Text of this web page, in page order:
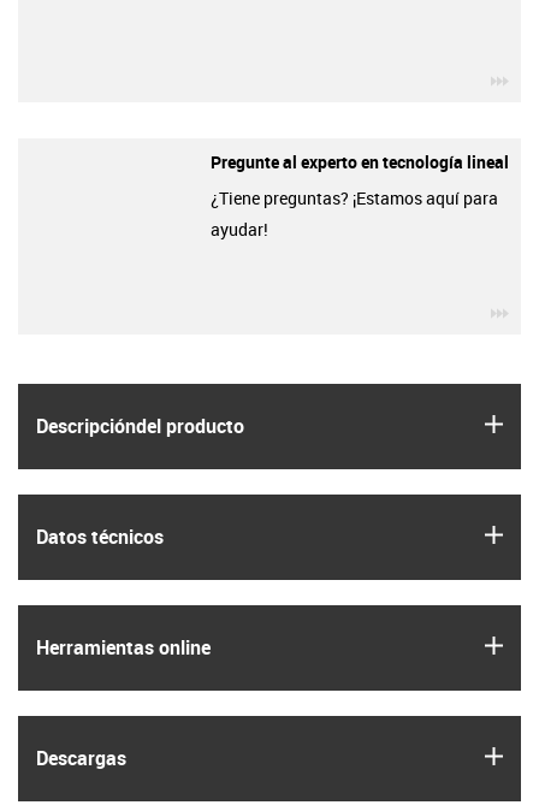
Descripción­del producto
Datos técnicos
Herramientas online
Descargas
Pregunte al experto en tecnología lineal
¿Tiene preguntas? ¡Estamos aquí para
ayudar!